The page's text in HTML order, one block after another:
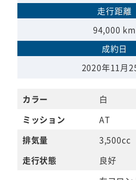
走行距離
94,000 km
成約日
2020年11月
カラー
白
ミッション
AT
排気量
3,500cc
走行状態
良好